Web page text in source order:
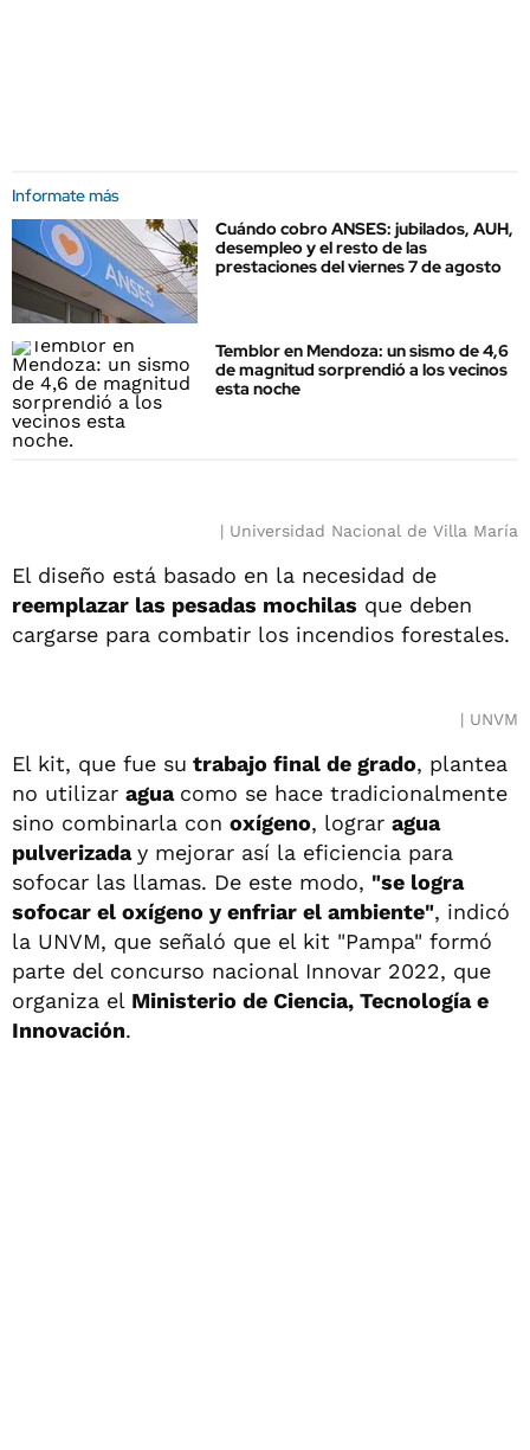
Informate más
Cuándo cobro ANSES: jubilados, AUH,
desempleo y el resto de las
prestaciones del viernes 7 de agosto
Temblor en Mendoza: un sismo de 4,6
de magnitud sorprendió a los vecinos
esta noche
Universidad Nacional de Villa María
El diseño está basado en la necesidad de
reemplazar las pesadas mochilas que deben
cargarse para combatir los incendios forestales.
UNVM
El kit, que fue su trabajo final de grado, plantea
no utilizar agua como se hace tradicionalmente
sino combinarla con oxígeno, lograr agua
pulverizaday mejorar así la eficiencia para
sofocar las llamas. De este modo, "se logra
sofocar el oxígeno y enfriar el ambiente", indicó
la UNVM, que señaló que el kit "Pampa" formó
parte del concurso nacional Innovar 2022, que
organiza el Ministerio de Ciencia, Tecnología e
Innovación.